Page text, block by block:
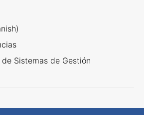
Sistemas de Gestión